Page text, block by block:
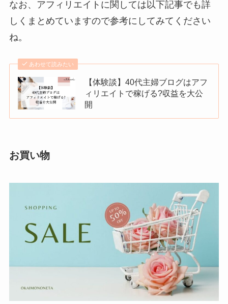
なお、アフィリエイトに関しては以下記事でも詳
しくまとめていますので参考にしてみてください
ね。
あわせて読みたい
【体験談】40代主婦ブログはアフ
ィリエイトで稼げる?収益を大公
開
お買い物